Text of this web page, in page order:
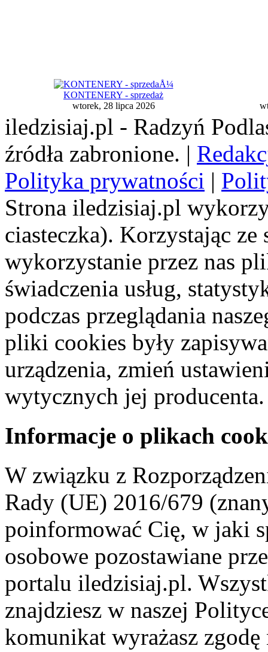
KONTENERY - sprzedaż
wtorek, 28 lipca 2026
iledzisiaj.pl - Radzyń
źródła zabronione. |
Polityka prywatności |
Strona iledzisiaj.pl
ciasteczka). Korzystając
wykorzystanie przez nas
świadczenia usług,
podczas przeglądania
pliki cookies były
urządzenia, zmień
wytycznych jej producenta.
Informacje o plikach
W związku z
Rady (UE) 2016/679
poinformować Cię, w jaki
osobowe pozostawiane
portalu iledzisiaj.pl.
znajdziesz w naszej
komunikat wyrażasz